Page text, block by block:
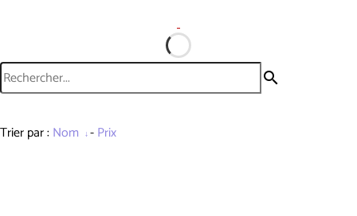
search
Trier par : Nom -Prix